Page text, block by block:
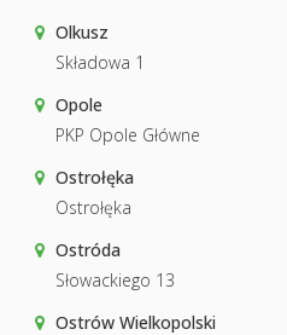
Olkusz
Składowa 1
Opole
PKP Opole Główne
Ostrołęka
Ostrołęka
Ostróda
Słowackiego 13
Ostrów Wielkopolski